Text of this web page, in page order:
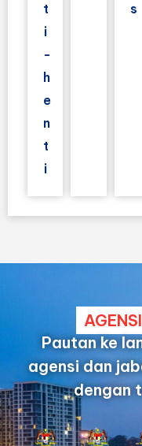
t
i
-
h
e
n
t
i
s
Pautan ke
agensi dan
dengan